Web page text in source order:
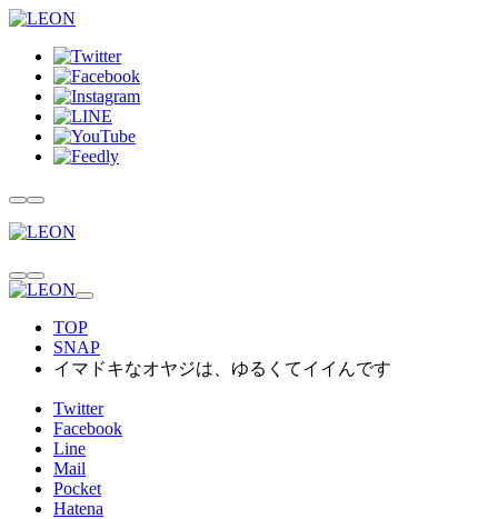
TOP
SNAP
イマドキなオヤジは、ゆるくてイイんです
Twitter
Facebook
Line
Mail
Pocket
Hatena